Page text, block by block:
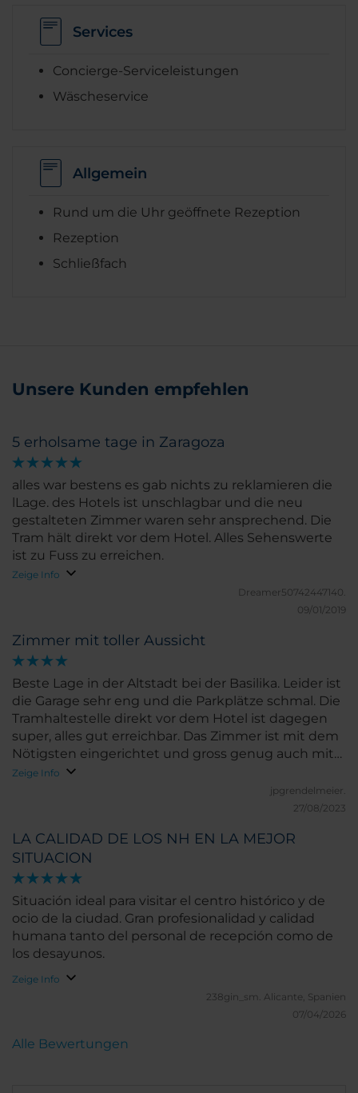
Services
Concierge-Serviceleistungen
Wäscheservice
Allgemein
Rund um die Uhr geöffnete Rezeption
Rezeption
Schließfach
Unsere Kunden empfehlen
5 erholsame tage in Zaragoza
alles war bestens es gab nichts zu reklamieren die
lLage. des Hotels ist unschlagbar und die neu
gestalteten Zimmer waren sehr ansprechend. Die
Tram hält direkt vor dem Hotel. Alles Sehenswerte
ist zu Fuss zu erreichen.
Zeige Info
Dreamer50742447140.
09/01/2019
Zimmer mit toller Aussicht
Beste Lage in der Altstadt bei der Basilika. Leider ist
die Garage sehr eng und die Parkplätze schmal. Die
Tramhaltestelle direkt vor dem Hotel ist dagegen
super, alles gut erreichbar. Das Zimmer ist mit dem
Nötigsten eingerichtet und gross genug auch mit
etwas mehr Gepäck. Unbedingt ein Zimmer mit
Sicht auf die Basilika nehmen, es lohnt sich!
Zeige Info
jpgrendelmeier.
27/08/2023
LA CALIDAD DE LOS NH EN LA MEJOR
SITUACION
Situación ideal para visitar el centro histórico y de
ocio de la ciudad. Gran profesionalidad y calidad
humana tanto del personal de recepción como de
los desayunos.
Zeige Info
238gin_sm. Alicante, Spanien
07/04/2026
Alle Bewertungen